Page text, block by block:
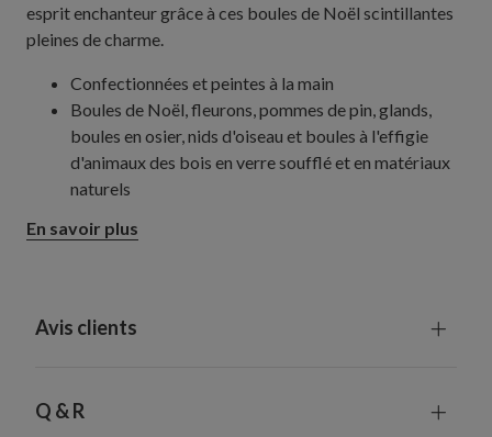
esprit enchanteur grâce à ces boules de Noël scintillantes
pleines de charme.
Confectionnées et peintes à la main
Boules de Noël, fleurons, pommes de pin, glands,
boules en osier, nids d'oiseau et boules à l'effigie
d'animaux des bois en verre soufflé et en matériaux
naturels
Chaque pièce fabriquée à la main est unique et peut
boules de Noël, nous vous recommandons un set pour
Rajoutez un coffret supplémentaire pour un résultat
plus complet.
En savoir plus
Avis clients
Q & R